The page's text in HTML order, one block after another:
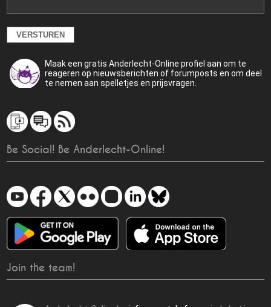
Maak een gratis Anderlecht-Online profiel aan om te
reageren op nieuwsberichten of forumposts en om deel
te nemen aan spelletjes en prijsvragen.
Be Social! Be Anderlecht-Online!
Join the team!